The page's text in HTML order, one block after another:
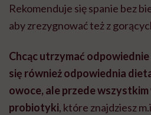
Rekomenduje się spanie bez
aby zrezygnować też z
Chcąc utrzymać
się również odpowiednia
owoce, ale przede
probiotyki, które znajdziesz